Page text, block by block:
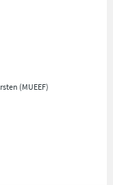
(MUEEF)